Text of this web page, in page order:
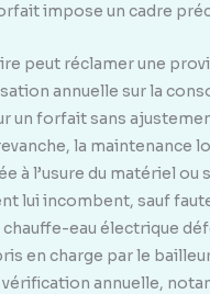
impose un cadre
peut réclamer une
annuelle sur la
un forfait sans
la maintenance
à l’usure du matériel ou
lui incombent, sauf
eau électrique
en charge par le
annuelle,